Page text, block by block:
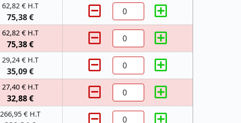
62,82 € H.T
75,38 €
62,82 € H.T
75,38 €
29,24 € H.T
35,09 €
27,40 € H.T
32,88 €
266,95 € H.T